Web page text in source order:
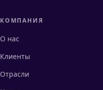
КОМПАНИЯ
О нас
Клиенты
Отрасли